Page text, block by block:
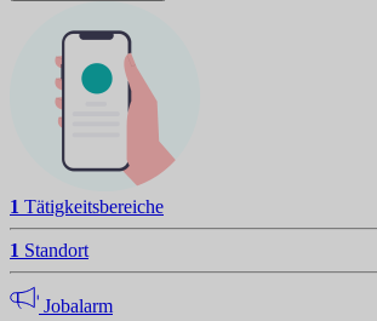
1 Tätigkeitsbereiche
1 Standort
Jobalarm